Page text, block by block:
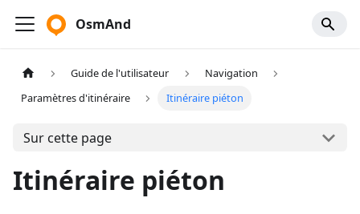
OsmAnd
Guide de l'utilisateur
Navigation
Paramètres d'itinéraire
Itinéraire piéton
Sur cette page
Itinéraire piéton